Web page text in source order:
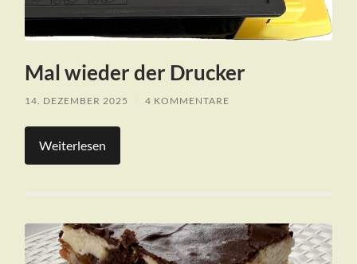
Mal wieder der Drucker
14. DEZEMBER 2025 4 KOMMENTARE
Weiterlesen